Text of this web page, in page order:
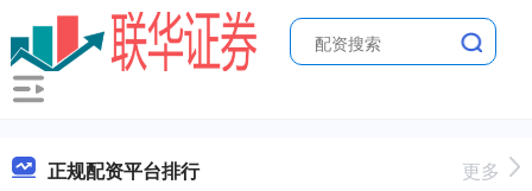
正规配资平台排行 更多